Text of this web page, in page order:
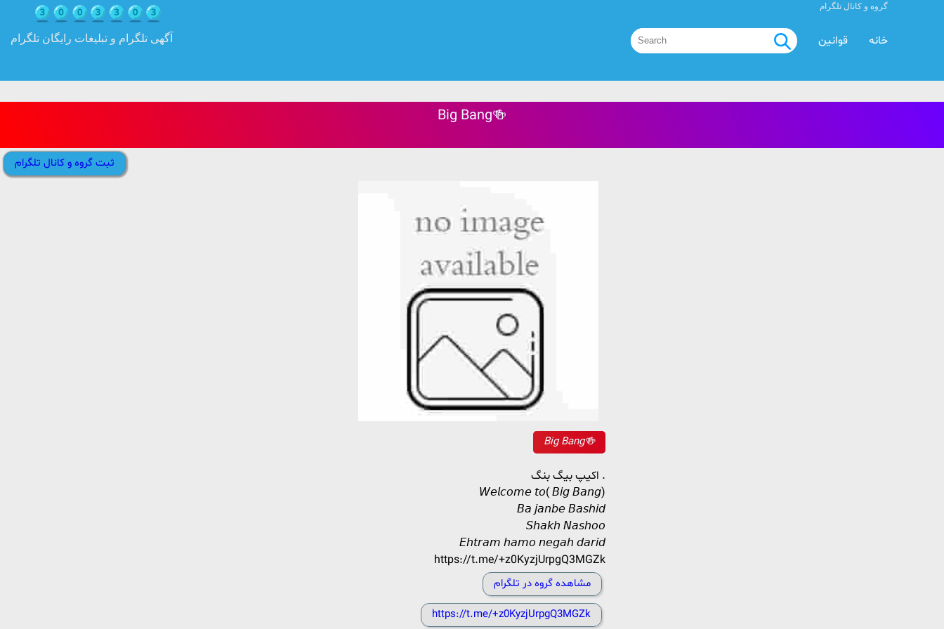
آگهی تلگرام و تبلیغات رایگان تلگرام
گروه و کانال تلگرام
قوانین خانه
Big Bang🍻
ثبت گروه و کانال تلگرام
Big Bang🍻
اکیپ بیگ بنگ .
𝘞𝘦𝘭𝘤𝘰𝘮𝘦 𝘵𝘰( 𝘉𝘪𝘨 𝘉𝘢𝘯𝘨)
𝘉𝘢 𝘫𝘢𝘯𝘣𝘦 𝘉𝘢𝘴𝘩𝘪𝘥
𝘚𝘩𝘢𝘬𝘩 𝘕𝘢𝘴𝘩𝘰𝘰
𝘌𝘩𝘵𝘳𝘢𝘮 𝘩𝘢𝘮𝘰 𝘯𝘦𝘨𝘢𝘩 𝘥𝘢𝘳𝘪𝘥
https://t.me/+z0KyzjUrpgQ3MGZk
مشاهده گروه در تلگرام
https://t.me/+z0KyzjUrpgQ3MGZk